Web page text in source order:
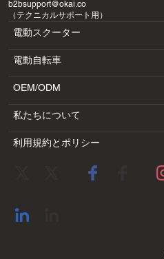
b2bsupport@okai.co
（テクニカルサポート用）
電動スクーター
ES400A
ES410
ES600P
電動自転車
EB100B
EB300
EB100B V3
OEM/ODM
SV3
BV5
私たちについて
導入
利用規約とポリシー